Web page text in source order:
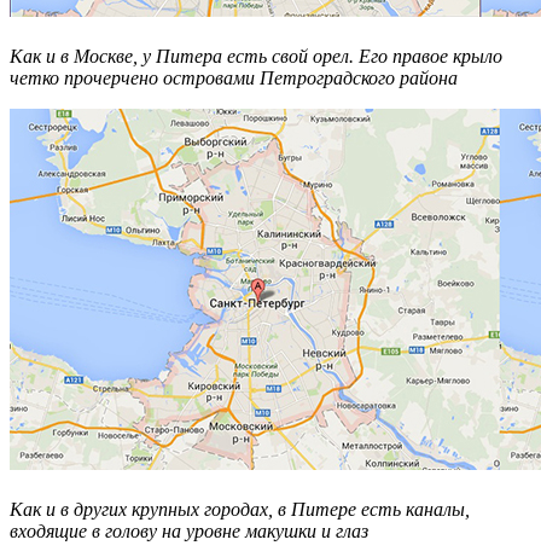
Как и в Москве, у Питера есть свой орел. Его правое крыло
четко прочерчено островами Петроградского района
Как и в других крупных городах, в Питере есть каналы,
входящие в голову на уровне макушки и глаз